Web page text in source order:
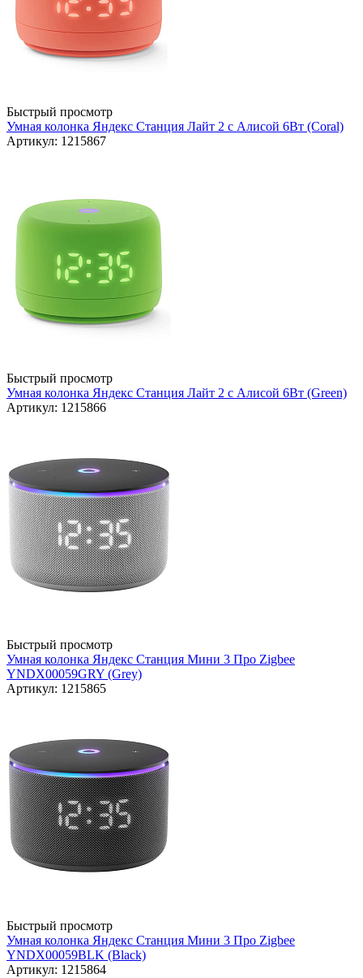
Быстрый просмотр
Умная колонка Яндекс Станция Лайт 2 с Алисой 6Вт (Coral)
Артикул: 1215867
Быстрый просмотр
Умная колонка Яндекс Станция Лайт 2 с Алисой 6Вт (Green)
Артикул: 1215866
Быстрый просмотр
Умная колонка Яндекс Станция Мини 3 Про Zigbee
YNDX00059GRY (Grey)
Артикул: 1215865
Быстрый просмотр
Умная колонка Яндекс Станция Мини 3 Про Zigbee
YNDX00059BLK (Black)
Артикул: 1215864